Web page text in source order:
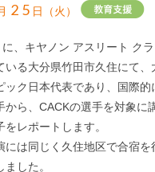
25 日（火）
、キヤノン アスリート クラ
いる大分県竹田市久住にて
ック日本代表であり、国際
から、CACKの選手を対象に
をレポートします。
には同じく久住地区で合宿
した。